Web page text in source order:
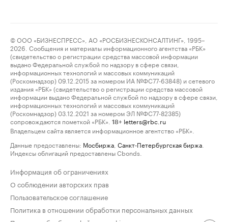
© ООО «БИЗНЕСПРЕСС», АО «РОСБИЗНЕСКОНСАЛТИНГ», 1995–
2026. Сообщения и материалы информационного агентства «РБК»
(свидетельство о регистрации средства массовой информации
выдано Федеральной службой по надзору в сфере связи,
информационных технологий и массовых коммуникаций
(Роскомнадзор) 09.12.2015 за номером ИА №ФС77-63848) и сетевого
издания «РБК» (свидетельство о регистрации средства массовой
информации выдано Федеральной службой по надзору в сфере связи,
информационных технологий и массовых коммуникаций
(Роскомнадзор) 03.12.2021 за номером ЭЛ №ФС77-82385)
сопровождаются пометкой «РБК».
18+ letters@rbc.ru
Владельцем сайта является информационное агентство «РБК».
Данные предоставлены: Мосбиржа Санкт-Петербургская биржа
Индексы облигаций предоставлены Cbonds.
Информация об ограничениях
О соблюдении авторских прав
Пользовательское соглашение
Политика в отношении обработки персональных данных